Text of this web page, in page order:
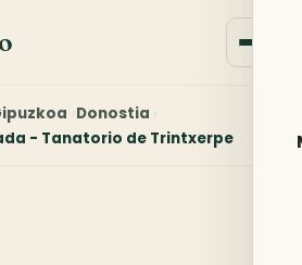
Donostia
- Tanatorio de Trintxerpe